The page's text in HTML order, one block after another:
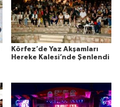
Körfez’de Yaz Akşamları
Hereke Kalesi’nde Şenlendi